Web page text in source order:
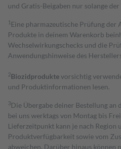
und Gratis-Beigaben nur solange
1 Eine pharmazeutische Prüfung der
Produkte in deinem Warenkorb
Wechselwirkungschecks und die
Anwendungshinweise des
2Biozidproduktevorsichtig
und Produktinformationen lesen.
3Die Übergabe deiner Bestellung
bei uns werktags von Montag bis
Lieferzeitpunkt kann je nach Region
Produktverfügbarkeit sowie vom
abweichen. Darüber hinaus können